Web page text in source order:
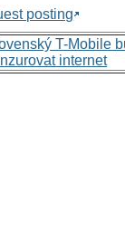
posting
T-Mobile
internet